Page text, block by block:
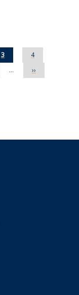
Jelenlegi
oldal
3 Oldal
4
… Következő
oldal
››